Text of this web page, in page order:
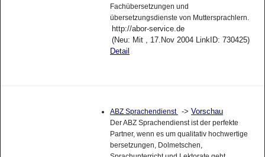
Fachübersetzungen und
übersetzungsdienste von Muttersprachlern.
http://abor-service.de
(Neu: Mit , 17.Nov 2004 LinkID: 730425)
Detail
ABZ Sprachendienst -> Vorschau
Der ABZ Sprachendienst ist der perfekte
Partner, wenn es um qualitativ hochwertige
bersetzungen, Dolmetschen,